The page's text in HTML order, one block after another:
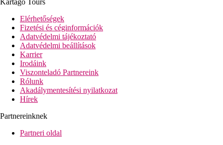
Kartago Tours
Elérhetőségek
Fizetési és céginformációk
Adatvédelmi tájékoztató
Adatvédelmi beállítások
Karrier
Irodáink
Viszonteladó Partnereink
Rólunk
Akadálymentesítési nyilatkozat
Hírek
Partnereinknek
Partneri oldal